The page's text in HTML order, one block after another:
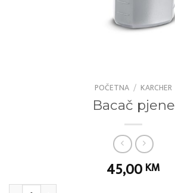
POČETNA / KARCHER
Bacač pjene
45,00 KM